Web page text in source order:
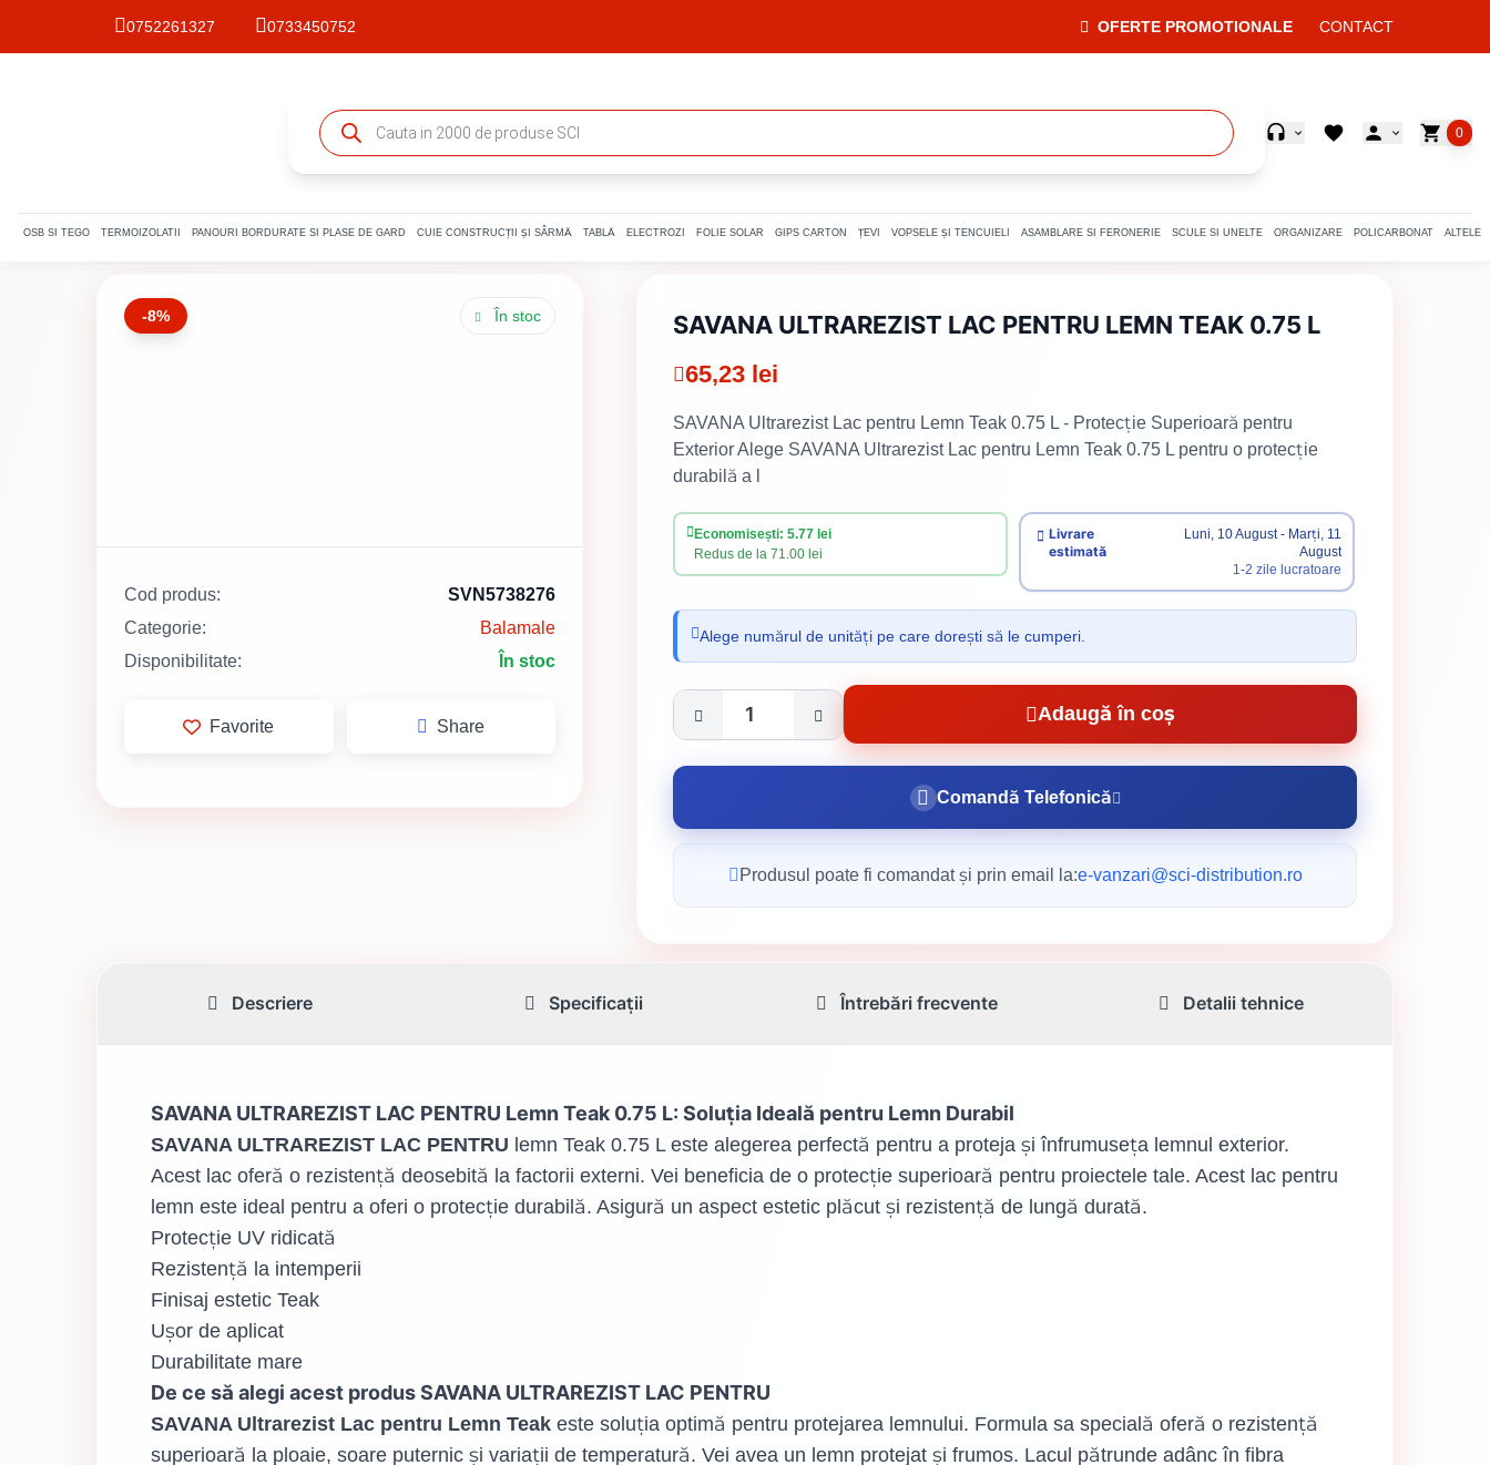
0752261327 0733450752 OFERTE PROMOTIONALE CONTACT
Products
search
0
OSB SI TEGO TERMOIZOLATII PANOURI BORDURATE SI PLASE DE GARD CUIE CONSTRUCȚII ȘI SÂRMĂ TABLĂ ELECTROZI FOLIE SOLAR GIPS CARTON ȚEVI VOPSELE ȘI TENCUIELI ASAMBLARE SI FERONERIE SCULE SI UNELTE ORGANIZARE POLICARBONAT ALTELE
-8% În stoc
Cod produs:
SVN5738276
Categorie:
Balamale
Disponibilitate:
În stoc
Favorite Share
SAVANA ULTRAREZIST LAC PENTRU LEMN TEAK 0.75 L
65,23 lei
SAVANA Ultrarezist Lac pentru Lemn Teak 0.75 L - Protecție Superioară pentru
Exterior Alege SAVANA Ultrarezist Lac pentru Lemn Teak 0.75 L pentru o protecție
durabilă a l
Economisești: 5.77 lei
Redus de la 71.00 lei
Livrare
estimată
Luni, 10 August - Marți, 11
August
1-2 zile lucratoare
Alege numărul de unități pe care dorești să le cumperi.
Adaugă în coș
Comandă Telefonică
Produsul poate fi comandat și prin email la:e-vanzari@sci-distribution.ro
Descriere Specificații Întrebări frecvente Detalii tehnice
SAVANA ULTRAREZIST LAC PENTRU Lemn Teak 0.75 L: Soluția Ideală pentru Lemn Durabil
SAVANA ULTRAREZIST LAC PENTRU lemn Teak 0.75 L este alegerea perfectă pentru a proteja și înfrumuseța lemnul exterior.
Acest lac oferă o rezistență deosebită la factorii externi. Vei beneficia de o protecție superioară pentru proiectele tale. Acest lac pentru
lemn este ideal pentru a oferi o protecție durabilă. Asigură un aspect estetic plăcut și rezistență de lungă durată.
Protecție UV ridicată
Rezistență la intemperii
Finisaj estetic Teak
Ușor de aplicat
Durabilitate mare
De ce să alegi acest produs SAVANA ULTRAREZIST LAC PENTRU
SAVANA Ultrarezist Lac pentru Lemn Teak este soluția optimă pentru protejarea lemnului. Formula sa specială oferă o rezistență
superioară la ploaie, soare puternic și variații de temperatură. Vei avea un lemn protejat și frumos. Lacul pătrunde adânc în fibra